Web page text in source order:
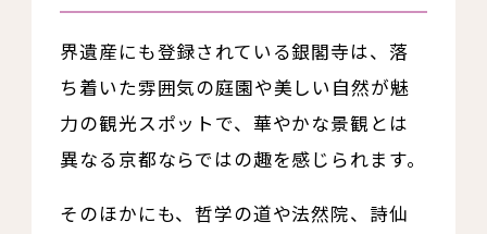
界遺産にも登録されている銀閣寺は、落
ち着いた雰囲気の庭園や美しい自然が魅
力の観光スポットで、華やかな景観とは
異なる京都ならではの趣を感じられます。
そのほかにも、哲学の道や法然院、詩仙